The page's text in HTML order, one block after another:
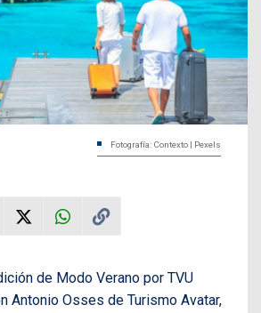
Fotografía: Contexto | Pexels
de Modo Verano por TVU
Antonio Osses de Turismo Avatar,